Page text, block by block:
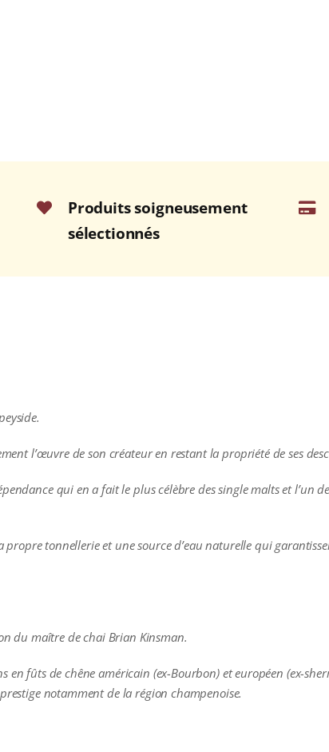
Produits soigneusement
sélectionnés
l’œuvre de son créateur en restant la propriété de ses
qui en a fait le plus célèbre des single malts et l’un
propre tonnellerie et une source d’eau naturelle qui
du maître de chai Brian Kinsman.
fûts de chêne américain (ex-Bourbon) et européen (ex-
notamment de la région champenoise.